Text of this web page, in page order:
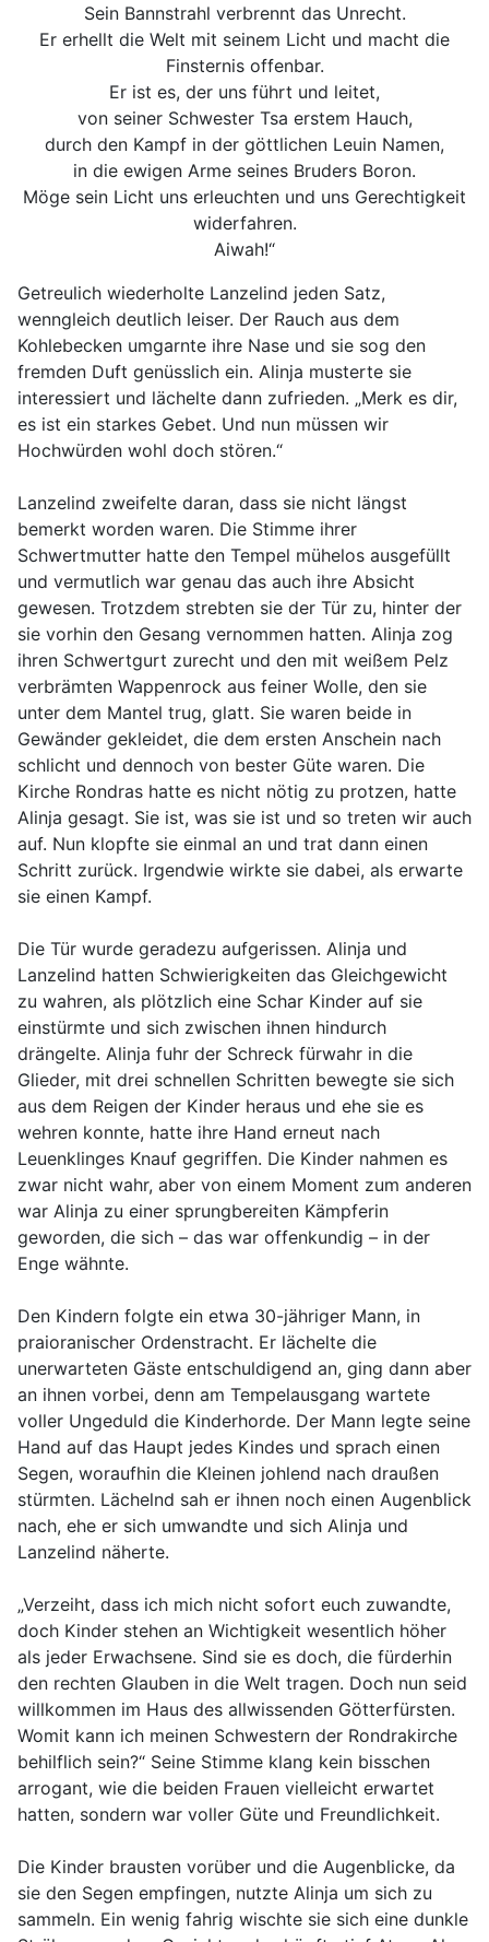
Sein Bannstrahl verbrennt das Unrecht.
Er erhellt die Welt mit seinem Licht und macht die
Finsternis offenbar.
Er ist es, der uns führt und leitet,
von seiner Schwester Tsa erstem Hauch,
durch den Kampf in der göttlichen Leuin Namen,
in die ewigen Arme seines Bruders Boron.
Möge sein Licht uns erleuchten und uns Gerechtigkeit
widerfahren.
Aiwah!“
Getreulich wiederholte Lanzelind jeden Satz,
wenngleich deutlich leiser. Der Rauch aus dem
Kohlebecken umgarnte ihre Nase und sie sog den
fremden Duft genüsslich ein. Alinja musterte sie
interessiert und lächelte dann zufrieden. „Merk es dir,
es ist ein starkes Gebet. Und nun müssen wir
Hochwürden wohl doch stören.“
Lanzelind zweifelte daran, dass sie nicht längst
bemerkt worden waren. Die Stimme ihrer
Schwertmutter hatte den Tempel mühelos ausgefüllt
und vermutlich war genau das auch ihre Absicht
gewesen. Trotzdem strebten sie der Tür zu, hinter der
sie vorhin den Gesang vernommen hatten. Alinja zog
ihren Schwertgurt zurecht und den mit weißem Pelz
verbrämten Wappenrock aus feiner Wolle, den sie
unter dem Mantel trug, glatt. Sie waren beide in
Gewänder gekleidet, die dem ersten Anschein nach
schlicht und dennoch von bester Güte waren. Die
Kirche Rondras hatte es nicht nötig zu protzen, hatte
Alinja gesagt. Sie ist, was sie ist und so treten wir auch
auf. Nun klopfte sie einmal an und trat dann einen
Schritt zurück. Irgendwie wirkte sie dabei, als erwarte
sie einen Kampf.
Die Tür wurde geradezu aufgerissen. Alinja und
Lanzelind hatten Schwierigkeiten das Gleichgewicht
zu wahren, als plötzlich eine Schar Kinder auf sie
einstürmte und sich zwischen ihnen hindurch
drängelte. Alinja fuhr der Schreck fürwahr in die
Glieder, mit drei schnellen Schritten bewegte sie sich
aus dem Reigen der Kinder heraus und ehe sie es
wehren konnte, hatte ihre Hand erneut nach
Leuenklinges Knauf gegriffen. Die Kinder nahmen es
zwar nicht wahr, aber von einem Moment zum anderen
war Alinja zu einer sprungbereiten Kämpferin
geworden, die sich – das war offenkundig – in der
Enge wähnte.
Den Kindern folgte ein etwa 30-jähriger Mann, in
praioranischer Ordenstracht. Er lächelte die
unerwarteten Gäste entschuldigend an, ging dann aber
an ihnen vorbei, denn am Tempelausgang wartete
voller Ungeduld die Kinderhorde. Der Mann legte seine
Hand auf das Haupt jedes Kindes und sprach einen
Segen, woraufhin die Kleinen johlend nach draußen
stürmten. Lächelnd sah er ihnen noch einen Augenblick
nach, ehe er sich umwandte und sich Alinja und
Lanzelind näherte.
„Verzeiht, dass ich mich nicht sofort euch zuwandte,
doch Kinder stehen an Wichtigkeit wesentlich höher
als jeder Erwachsene. Sind sie es doch, die fürderhin
den rechten Glauben in die Welt tragen. Doch nun seid
willkommen im Haus des allwissenden Götterfürsten.
Womit kann ich meinen Schwestern der Rondrakirche
behilflich sein?“ Seine Stimme klang kein bisschen
arrogant, wie die beiden Frauen vielleicht erwartet
hatten, sondern war voller Güte und Freundlichkeit.
Die Kinder brausten vorüber und die Augenblicke, da
sie den Segen empfingen, nutzte Alinja um sich zu
sammeln. Ein wenig fahrig wischte sie sich eine dunkle